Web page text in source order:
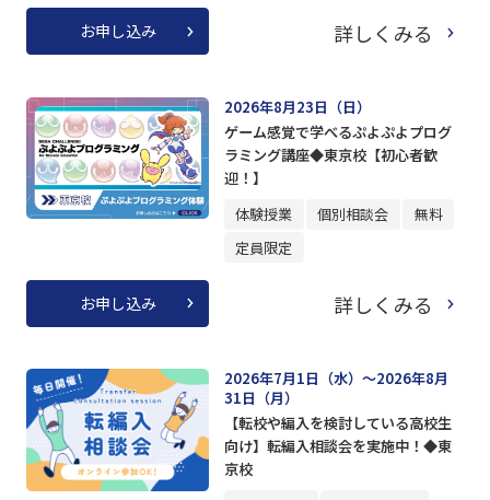
お申し込み 詳しくみる
2026年8月23日（日）
ゲーム感覚で学べるぷよぷよプログ
ラミング講座◆東京校【初心者歓
迎！】
体験授業
個別相談会
無料
定員限定
お申し込み 詳しくみる
2026年7月1日（水）～2026年8月
31日（月）
【転校や編入を検討している高校生
向け】転編入相談会を実施中！◆東
京校